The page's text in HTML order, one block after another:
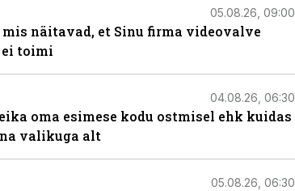
05.08.26, 09:00
mis näitavad, et Sinu firma videovalve
toimi
04.08.26, 06:30
oma esimese kodu ostmisel ehk kuidas
valikuga alt
05.08.26, 06:30